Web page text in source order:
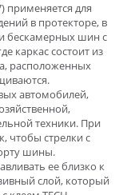
применяется для
в протекторе, в
бескамерных шин с
каркас состоит из
расположенных
автомобилей,
техники. При
чтобы стрелки с
шины.
ее близко к
слой, который